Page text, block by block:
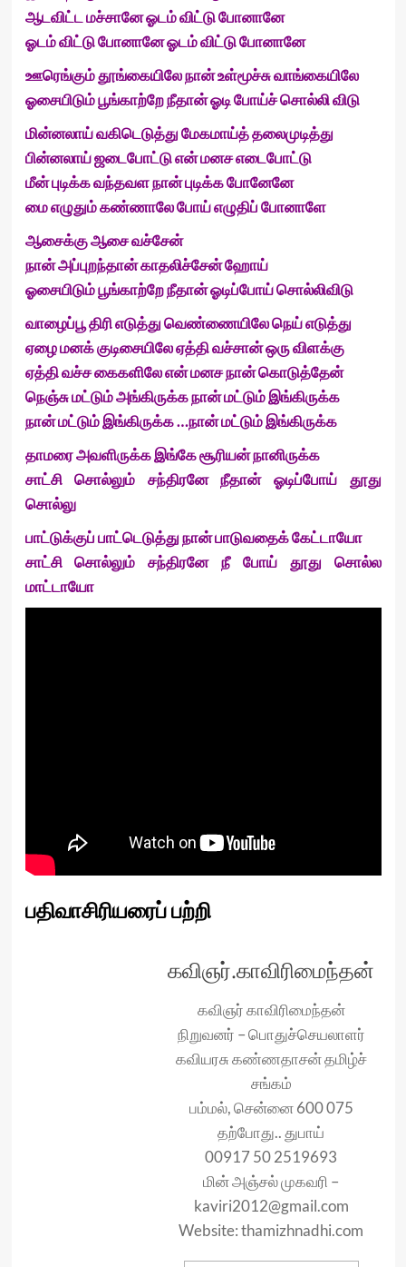
ஆடவிட்ட மச்சானே ஓடம் விட்டு போனானே
ஓடம் விட்டு போனானே ஓடம் விட்டு போனானே
ஊரெங்கும் தூங்கையிலே நான் உள்மூச்சு வாங்கையிலே
ஓசையிடும் பூங்காற்றே நீதான் ஓடி போய்ச் சொல்லி விடு
மின்னலாய் வகிடெடுத்து மேகமாய்த் தலைமுடித்து
பின்னலாய் ஜடைபோட்டு என் மனச எடைபோட்டு
மீன் புடிக்க வந்தவள நான் புடிக்க போனேனே
மை எழுதும் கண்ணாலே போய் எழுதிப் போனாளே
ஆசைக்கு ஆசை வச்சேன்
நான் அப்புறந்தான் காதலிச்சேன் ஹோய்
ஓசையிடும் பூங்காற்றே நீதான் ஓடிப்போய் சொல்லிவிடு
வாழைப்பூ திரி எடுத்து வெண்ணையிலே நெய் எடுத்து
ஏழை மனக் குடிசையிலே ஏத்தி வச்சான் ஒரு விளக்கு
ஏத்தி வச்ச கைகளிலே என் மனச நான் கொடுத்தேன்
நெஞ்சு மட்டும் அங்கிருக்க நான் மட்டும் இங்கிருக்க
நான் மட்டும் இங்கிருக்க …நான் மட்டும் இங்கிருக்க
தாமரை அவளிருக்க இங்கே சூரியன் நானிருக்க
சாட்சி சொல்லும் சந்திரனே நீதான் ஓடிப்போய் தூது
சொல்லு
பாட்டுக்குப் பாட்டெடுத்து நான் பாடுவதைக் கேட்டாயோ
சாட்சி சொல்லும் சந்திரனே நீ போய் தூது சொல்ல
மாட்டாயோ
பதிவாசிரியரைப் பற்றி
கவிஞர்.காவிரிமைந்தன்
கவிஞர் காவிரிமைந்தன்
நிறுவனர் – பொதுச்செயலாளர்
கவியரசு கண்ணதாசன் தமிழ்ச்
சங்கம்
பம்மல், சென்னை 600 075
தற்போது.. துபாய்
00917 50 2519693
மின் அஞ்சல் முகவரி –
kaviri2012@gmail.com
Website: thamizhnadhi.com